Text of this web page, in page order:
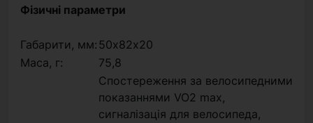
Фізичні параметри
Габарити, мм: 50х82х20
Маса, г:
75,8
Спостереження за велосипедними
показаннями VO2 max,
сигналізація для велосипеда,